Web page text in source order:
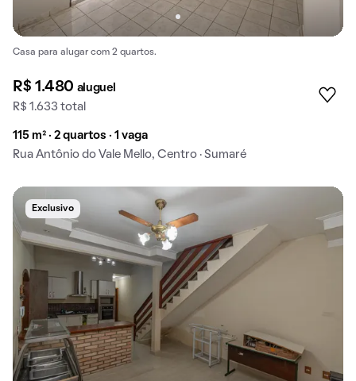
Casa para alugar com 2 quartos.
R$ 1.480 aluguel
R$ 1.633 total
115 m² · 2 quartos · 1 vaga
Rua Antônio do Vale Mello, Centro · Sumaré
Exclusivo